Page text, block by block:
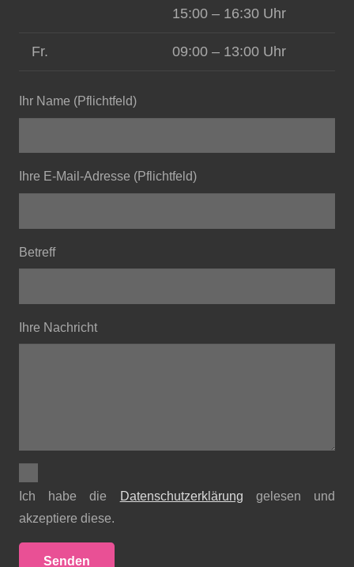
15:00 – 16:30 Uhr
Fr. 09:00 – 13:00 Uhr
Ihr Name (Pflichtfeld)
Ihre E-Mail-Adresse (Pflichtfeld)
Betreff
Ihre Nachricht
Ich habe die Datenschutzerklärung gelesen und
akzeptiere diese.